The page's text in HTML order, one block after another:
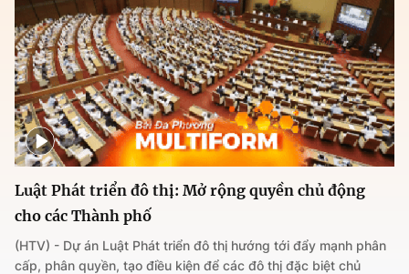
Luật Phát triển đô thị: Mở rộng quyền chủ động
cho các Thành phố
(HTV) - Dự án Luật Phát triển đô thị hướng tới đẩy mạnh phân
cấp, phân quyền, tạo điều kiện để các đô thị đặc biệt chủ